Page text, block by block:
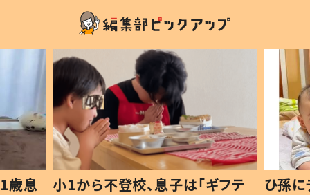
歳息
小1から不登校、息子は「ギフテ
ひ孫